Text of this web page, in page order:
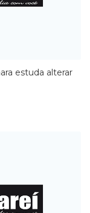
estuda alterar